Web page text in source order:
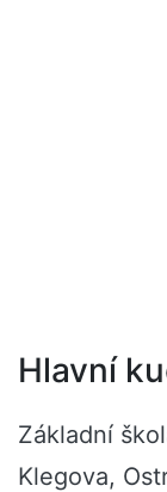
Hlavní
Základní
Klegova,